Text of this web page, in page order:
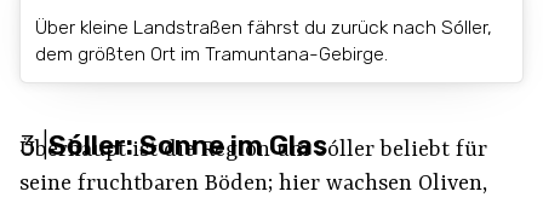
Über kleine Landstraßen fährst du zurück nach Sóller,
dem größten Ort im Tramuntana-Gebirge.
3|Sóller: Sonne im Glas
Überhaupt ist die Region um Sóller beliebt für
seine fruchtbaren Böden; hier wachsen Oliven,